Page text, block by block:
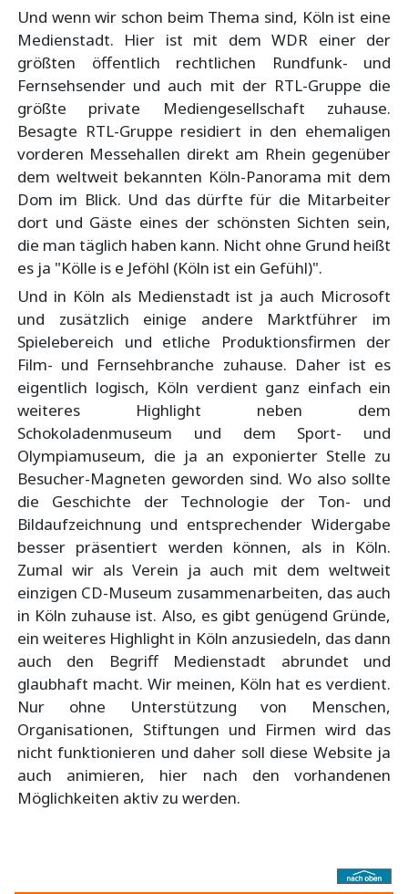
Und wenn wir schon beim Thema sind, Köln ist eine
Medienstadt. Hier ist mit dem WDR einer der
größten öffentlich rechtlichen Rundfunk- und
Fernsehsender und auch mit der RTL-Gruppe die
größte private Mediengesellschaft zuhause.
Besagte RTL-Gruppe residiert in den ehemaligen
vorderen Messehallen direkt am Rhein gegenüber
dem weltweit bekannten Köln-Panorama mit dem
Dom im Blick. Und das dürfte für die Mitarbeiter
dort und Gäste eines der schönsten Sichten sein,
die man täglich haben kann. Nicht ohne Grund heißt
es ja "Kölle is e Jeföhl (Köln ist ein Gefühl)".
Und in Köln als Medienstadt ist ja auch Microsoft
und zusätzlich einige andere Marktführer im
Spielebereich und etliche Produktionsfirmen der
Film- und Fernsehbranche zuhause. Daher ist es
eigentlich logisch, Köln verdient ganz einfach ein
weiteres Highlight neben dem
Schokoladenmuseum und dem Sport- und
Olympiamuseum, die ja an exponierter Stelle zu
Besucher-Magneten geworden sind. Wo also sollte
die Geschichte der Technologie der Ton- und
Bildaufzeichnung und entsprechender Widergabe
besser präsentiert werden können, als in Köln.
Zumal wir als Verein ja auch mit dem weltweit
einzigen CD-Museum zusammenarbeiten, das auch
in Köln zuhause ist. Also, es gibt genügend Gründe,
ein weiteres Highlight in Köln anzusiedeln, das dann
auch den Begriff Medienstadt abrundet und
glaubhaft macht. Wir meinen, Köln hat es verdient.
Nur ohne Unterstützung von Menschen,
Organisationen, Stiftungen und Firmen wird das
nicht funktionieren und daher soll diese Website ja
auch animieren, hier nach den vorhandenen
Möglichkeiten aktiv zu werden.